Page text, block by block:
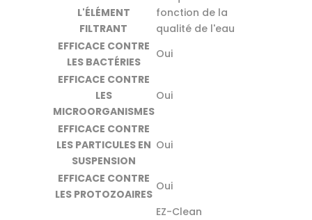
L'ÉLÉMENT
FILTRANT
fonction de la
qualité de l'eau
EFFICACE CONTRE
LES BACTÉRIES
Oui
EFFICACE CONTRE
LES
MICROORGANISMES
Oui
EFFICACE CONTRE
LES PARTICULES EN
SUSPENSION
Oui
EFFICACE CONTRE
LES PROTOZOAIRES
Oui
EZ-Clean